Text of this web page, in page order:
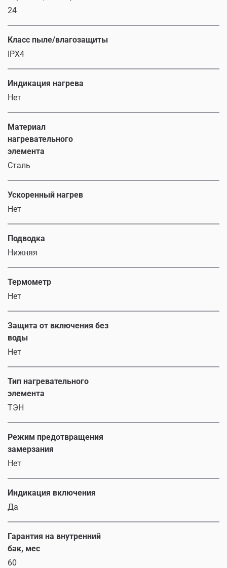
24
Класс пыле/влагозащиты
IPX4
Индикация нагрева
Нет
Материал
нагревательного
элемента
Сталь
Ускоренный нагрев
Нет
Подводка
Нижняя
Термометр
Нет
Защита от включения без
воды
Нет
Тип нагревательного
элемента
ТЭН
Режим предотвращения
замерзания
Нет
Индикация включения
Да
Гарантия на внутренний
бак, мес
60